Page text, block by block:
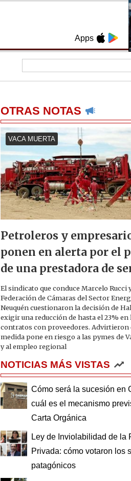
Apps
OTRAS NOTAS
VACA MUERTA
Petroleros y
ponen en alerta por el
de una prestadora de
El sindicato que conduce Marcelo Rucci
Federación de Cámaras del Sector
Neuquén cuestionaron la decisión de
exigir una reducción de hasta el 23% en
contratos con proveedores. Advirtieron
medida pone en riesgo a las pymes de
y al empleo regional
NOTICIAS MÁS VISTAS
Cómo será la sucesión en
cuál es el mecanismo
Carta Orgánica
Ley de Inviolabilidad de la
Privada: cómo votaron los
patagónicos